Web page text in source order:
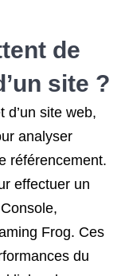
de
site ?
d’un site web,
analyser
référencement.
effectuer un
Frog. Ces
du